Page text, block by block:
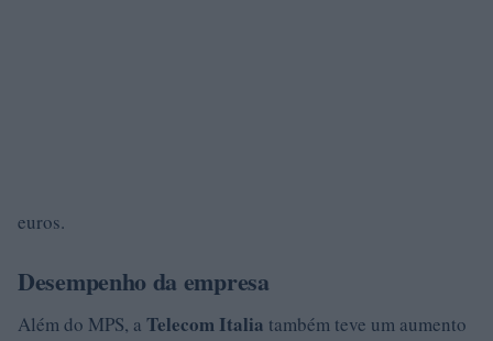
euros.
Desempenho da empresa
Além do MPS, a Telecom Italia também teve um aumento